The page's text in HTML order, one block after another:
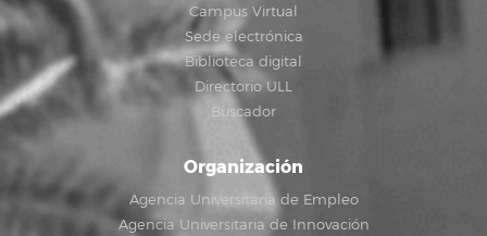
Campus Virtual
Sede electrónica
Biblioteca digital
Directorio ULL
Buscador
Organización
Agencia Universitaria de Empleo
Agencia Universitaria de Innovación